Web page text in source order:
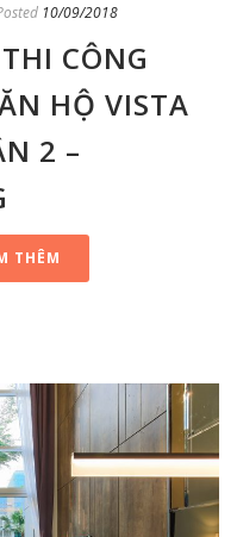
10/09/2018
CÔNG
HỘ VISTA
2 –
THÊM